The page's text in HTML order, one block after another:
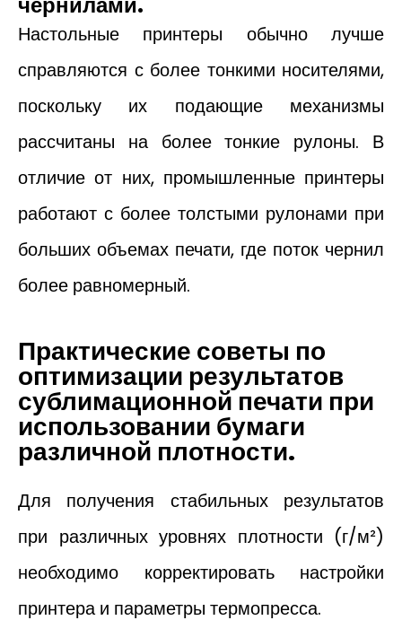
Настольные принтеры обычно лучше
справляются с более тонкими носителями,
поскольку их подающие механизмы
рассчитаны на более тонкие рулоны. В
отличие от них, промышленные принтеры
работают с более толстыми рулонами при
больших объемах печати, где поток чернил
более равномерный.
Практические советы по
оптимизации результатов
сублимационной печати при
использовании бумаги
различной плотности.
Для получения стабильных результатов
при различных уровнях плотности (г/м²)
необходимо корректировать настройки
принтера и параметры термопресса.